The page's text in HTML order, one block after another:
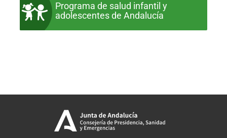
Programa de salud infantil y
adolescentes de Andalucía